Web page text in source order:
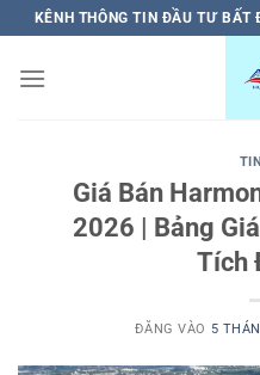
qua
nội
KÊNH THÔNG TIN ĐẦU TƯ BẤT
Giá Bán
2026 | Bảng
Tích
ĐĂNG VÀO 5